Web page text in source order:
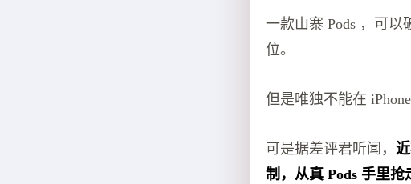
一款山寨 Pods ，可
位。
但是唯独不能在
可是据差评君听闻，
制，从真 Pods 手里